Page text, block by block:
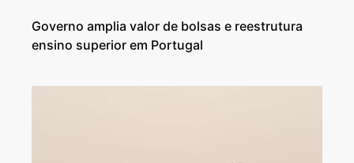
Governo amplia valor de bolsas e reestrutura
ensino superior em Portugal